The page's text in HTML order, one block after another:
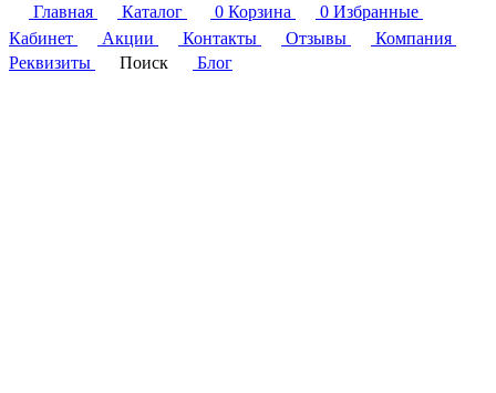
Главная Каталог 0 Корзина 0 Избранные
Кабинет
Акции Контакты Отзывы
Компания
Реквизиты
Поиск Блог